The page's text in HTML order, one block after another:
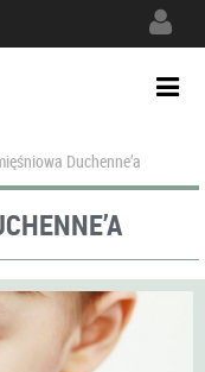
Duchenne’a